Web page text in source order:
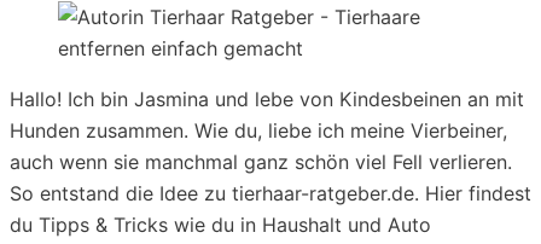
Hallo! Ich bin Jasmina und lebe von Kindesbeinen an mit
Hunden zusammen. Wie du, liebe ich meine Vierbeiner,
auch wenn sie manchmal ganz schön viel Fell verlieren.
So entstand die Idee zu tierhaar-ratgeber.de. Hier findest
du Tipps & Tricks wie du in Haushalt und Auto